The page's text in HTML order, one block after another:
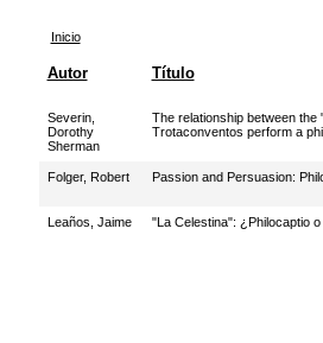
Inicio
Autor Título
Severin,
Dorothy
Sherman
The relationship between the
Trotaconventos perform a
Folger, Robert Passion and Persuasion:
Leaños, Jaime "La Celestina": ¿Philocaptio